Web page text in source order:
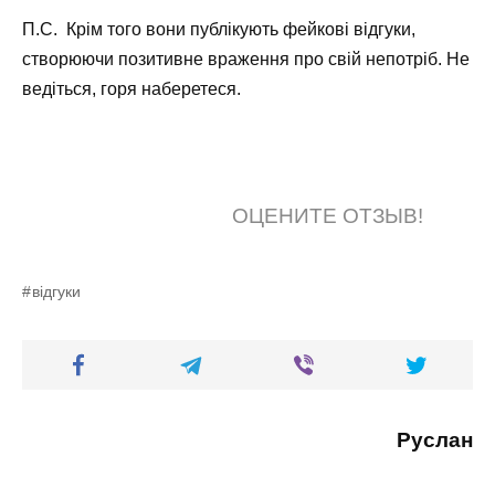
П.С. Крім того вони публікують фейкові відгуки,
створюючи позитивне враження про свій непотріб. Не
ведіться, горя наберетеся.
ОЦЕНИТЕ ОТЗЫВ!
відгуки
Руслан